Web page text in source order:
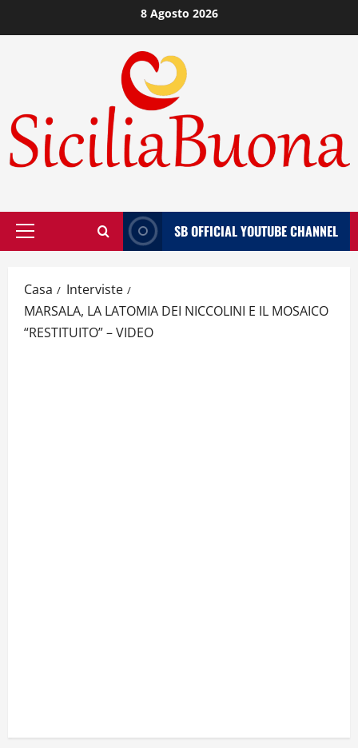
al
8 Agosto 2026
Menù
SB OFFICIAL YOUTUBE CHANNEL
Casa
Interviste
MARSALA, LA LATOMIA DEI NICCOLINI E IL MOSAICO
“RESTITUITO” – VIDEO